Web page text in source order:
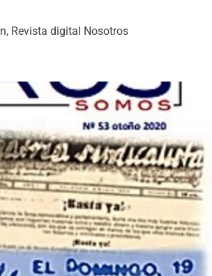
, Revista digital Nosotros